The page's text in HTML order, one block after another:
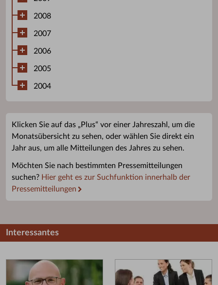
2008
2007
2006
2005
2004
Klicken Sie auf das „Plus“ vor einer Jahreszahl, um die
Monatsübersicht zu sehen, oder wählen Sie direkt ein
Jahr aus, um alle Mitteilungen des Jahres zu sehen.
Möchten Sie nach bestimmten Pressemitteilungen
suchen? Hier geht es zur Suchfunktion innerhalb der
Pressemitteilungen
Interessantes